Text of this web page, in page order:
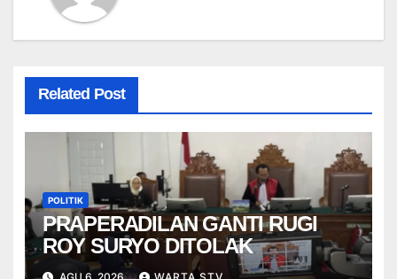
Related Post
POLITIK
PRAPERADILAN GANTI RUGI
ROY SURYO DITOLAK